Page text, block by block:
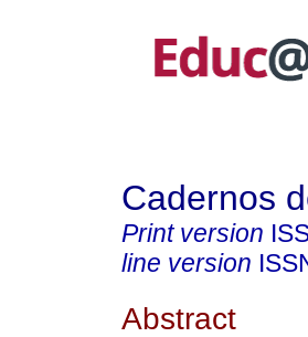
Cadernos
Print version
line version
Abstract